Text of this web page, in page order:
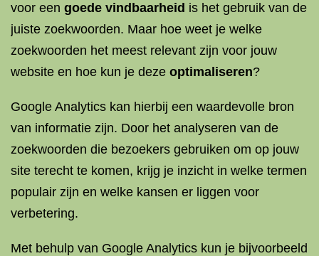
voor een goede vindbaarheid is het gebruik van de
juiste zoekwoorden. Maar hoe weet je welke
zoekwoorden het meest relevant zijn voor jouw
website en hoe kun je deze optimaliseren?
Google Analytics kan hierbij een waardevolle bron
van informatie zijn. Door het analyseren van de
zoekwoorden die bezoekers gebruiken om op jouw
site terecht te komen, krijg je inzicht in welke termen
populair zijn en welke kansen er liggen voor
verbetering.
Met behulp van Google Analytics kun je bijvoorbeeld